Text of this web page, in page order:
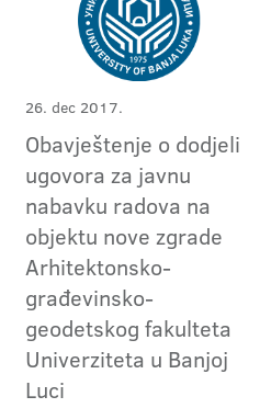
26. dec 2017.
Obavještenje o dodjeli
ugovora za javnu
nabavku radova na
objektu nove zgrade
Arhitektonsko-
građevinsko-
geodetskog fakulteta
Univerziteta u Banjoj
Luci